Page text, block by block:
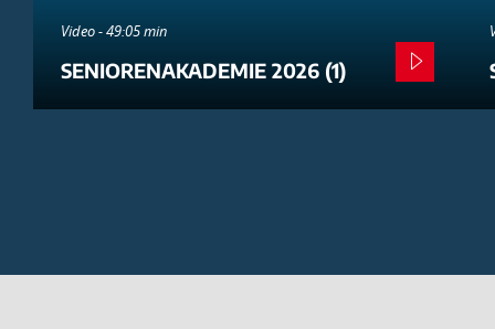
Video - 49:05 min
SENIORENAKADEMIE 2026 (1)